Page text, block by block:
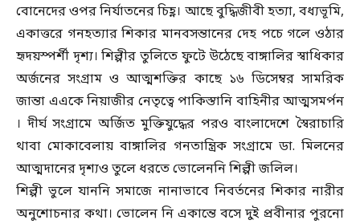
বোনেদের ওপর নির্যাতনের চিহ্ণ। আছে বুদ্ধিজীবী হত্যা, বধ্যভূমি,
একাত্তরে গনহত্যার শিকার মানবসন্তানের দেহ পচে গলে ওঠার
হৃদয়স্পর্শী দৃশ্য। শিল্পীর তুলিতে ফুটে উঠেছে বাঙ্গালির স্বাধিকার
অর্জনের সংগ্রাম ও আত্মশক্তির কাছে ১৬ ডিসেম্বর সামরিক
জান্তা এএকে নিয়াজীর নেতৃত্বে পাকিস্তানি বাহিনীর আত্মসমর্পন
। দীর্ঘ সংগ্রামে অর্জিত মুক্তিযুদ্ধের পরও বাংলাদেশে স্বৈরাচারি
থাবা মোকাবেলায় বাঙ্গালির গনতান্ত্রিক সংগ্রামে ডা. মিলনের
আত্মদানের দৃশ্যও তুলে ধরতে ভোলেননি শিল্পী জলিল।
শিল্পী ভুলে যাননি সমাজে নানাভাবে নিবর্তনের শিকার নারীর
অনুশোচনার কথা। ভোলেন নি একান্তে বসে দুই প্রবীনার পুরনো